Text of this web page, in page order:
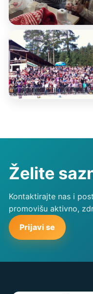
Želite
Kontaktirajte nas i
promovišu aktivno,
Prijavi se